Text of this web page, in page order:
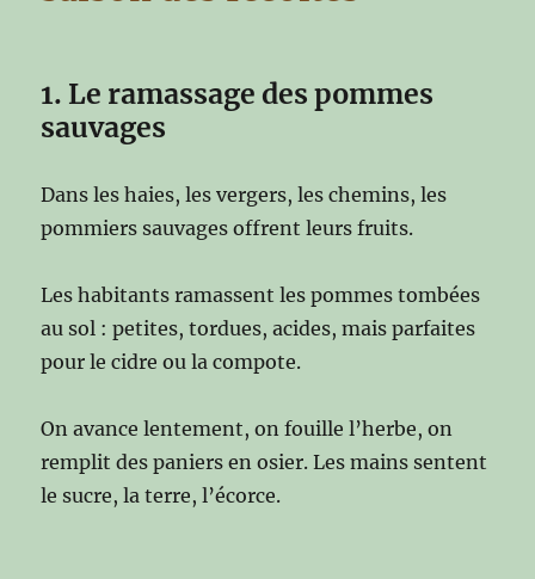
1. Le ramassage des pommes
sauvages
Dans les haies, les vergers, les chemins, les
pommiers sauvages offrent leurs fruits.
Les habitants ramassent les pommes tombées
au sol : petites, tordues, acides, mais parfaites
pour le cidre ou la compote.
On avance lentement, on fouille l’herbe, on
remplit des paniers en osier. Les mains sentent
le sucre, la terre, l’écorce.